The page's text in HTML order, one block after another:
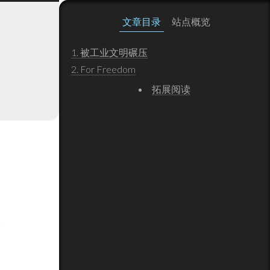
文章目录 站点概览
1. 被工业文明碾压
2. For Freedom
拓展阅读